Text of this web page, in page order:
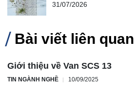
31/07/2026
Bài viết liên quan
Giới thiệu về Van SCS 13
TIN NGÀNH NGHỀ 10/09/2025